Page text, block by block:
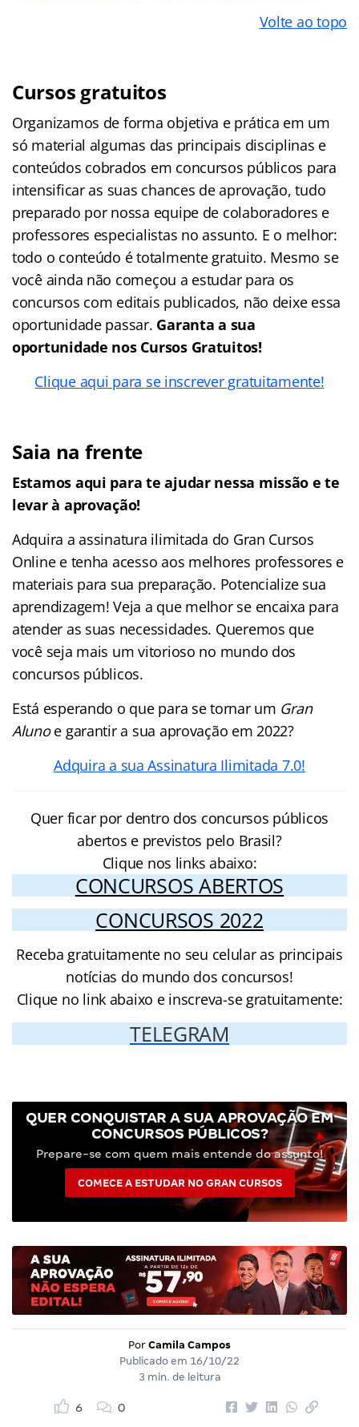
Volte ao topo
Cursos gratuitos
Organizamos de forma objetiva e prática em um
só material algumas das principais disciplinas e
conteúdos cobrados em concursos públicos para
intensificar as suas chances de aprovação, tudo
preparado por nossa equipe de colaboradores e
professores especialistas no assunto. E o melhor:
todo o conteúdo é totalmente gratuito. Mesmo se
você ainda não começou a estudar para os
concursos com editais publicados, não deixe essa
oportunidade passar. Garanta a sua
oportunidade nos Cursos Gratuitos!
Clique aqui para se inscrever gratuitamente!
Saia na frente
Estamos aqui para te ajudar nessa missão e te
levar à aprovação!
Adquira a assinatura ilimitada do Gran Cursos
Online e tenha acesso aos melhores professores e
materiais para sua preparação. Potencialize sua
aprendizagem! Veja a que melhor se encaixa para
atender as suas necessidades. Queremos que
você seja mais um vitorioso no mundo dos
concursos públicos.
Está esperando o que para se tornar um Gran
Alunoe garantir a sua aprovação em 2022?
Adquira a sua Assinatura Ilimitada 7.0!
Quer ficar por dentro dos concursos públicos
abertos e previstos pelo Brasil?
Clique nos links abaixo:
CONCURSOS ABERTOS
CONCURSOS 2022
Receba gratuitamente no seu celular as principais
notícias do mundo dos concursos!
Clique no link abaixo e inscreva-se gratuitamente:
TELEGRAM
QUER CONQUISTAR A SUA APROVAÇÃO EM
CONCURSOS PÚBLICOS?
Prepare-se com quem mais entende do assunto!
COMECE A ESTUDAR NO GRAN CURSOS
Por Camila Campos
Publicado em 16/10/22
3 min. de leitura
6 0